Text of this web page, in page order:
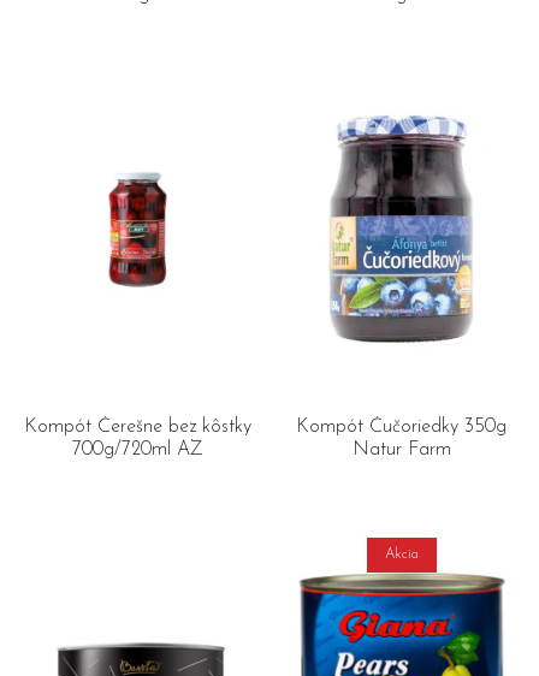
Kompót Čerešne bez kôstky
700g/720ml AZ
Kompót Čučoriedky 350g
Natur Farm
Akcia